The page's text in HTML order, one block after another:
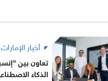
أخبار الإمارات
الذكاء